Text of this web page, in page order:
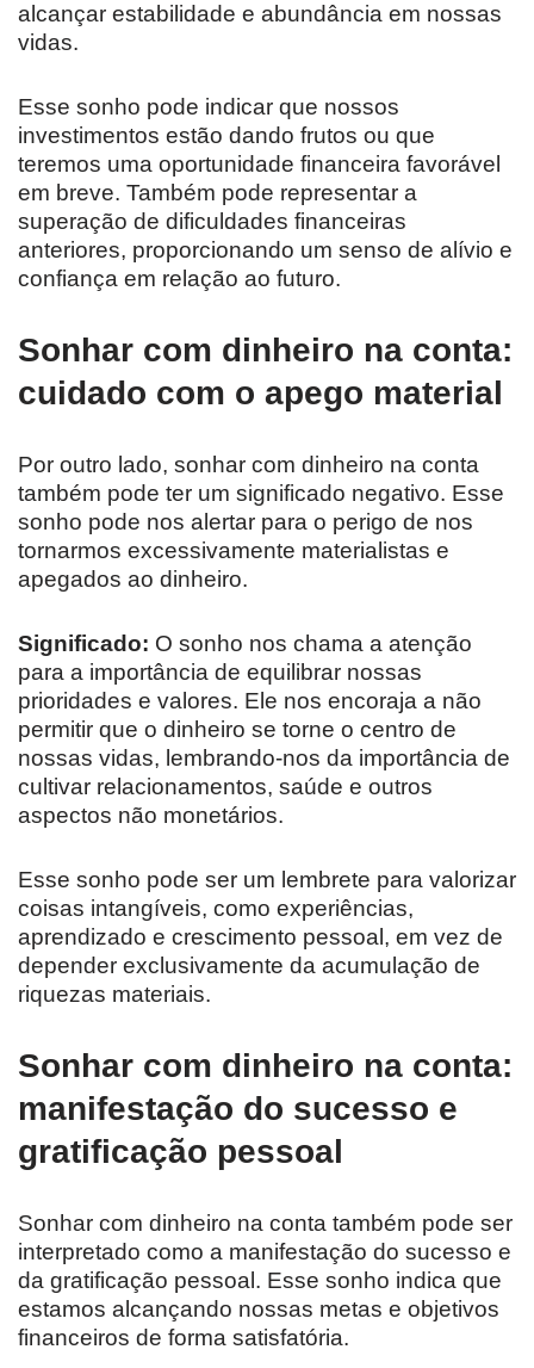
alcançar estabilidade e abundância em nossas
vidas.
Esse sonho pode indicar que nossos
investimentos estão dando frutos ou que
teremos uma oportunidade financeira favorável
em breve. Também pode representar a
superação de dificuldades financeiras
anteriores, proporcionando um senso de alívio e
confiança em relação ao futuro.
Sonhar com dinheiro na conta:
cuidado com o apego material
Por outro lado, sonhar com dinheiro na conta
também pode ter um significado negativo. Esse
sonho pode nos alertar para o perigo de nos
tornarmos excessivamente materialistas e
apegados ao dinheiro.
Significado: O sonho nos chama a atenção
para a importância de equilibrar nossas
prioridades e valores. Ele nos encoraja a não
permitir que o dinheiro se torne o centro de
nossas vidas, lembrando-nos da importância de
cultivar relacionamentos, saúde e outros
aspectos não monetários.
Esse sonho pode ser um lembrete para valorizar
coisas intangíveis, como experiências,
aprendizado e crescimento pessoal, em vez de
depender exclusivamente da acumulação de
riquezas materiais.
Sonhar com dinheiro na conta:
manifestação do sucesso e
gratificação pessoal
Sonhar com dinheiro na conta também pode ser
interpretado como a manifestação do sucesso e
da gratificação pessoal. Esse sonho indica que
estamos alcançando nossas metas e objetivos
financeiros de forma satisfatória.